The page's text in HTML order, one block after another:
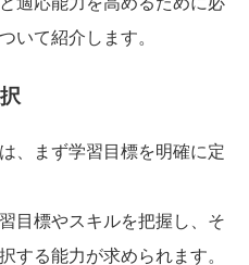
いて紹介します。
、まず学習目標を明確に定
目標やスキルを把握し、そ
する能力が求められます。